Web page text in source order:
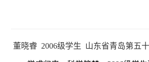
董晓睿 2006级学生 山东省青岛第五